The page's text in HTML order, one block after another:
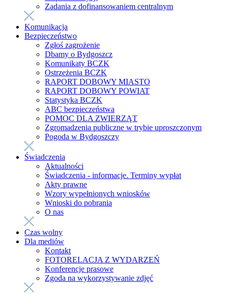
Zadania z dofinansowaniem centralnym
Komunikacja
Bezpieczeństwo
Zgłoś zagrożenie
Dbamy o Bydgoszcz
Komunikaty BCZK
Ostrzeżenia BCZK
RAPORT DOBOWY MIASTO
RAPORT DOBOWY POWIAT
Statystyka BCZK
ABC bezpieczeństwa
POMOC DLA ZWIERZĄT
Zgromadzenia publiczne w trybie uproszczonym
Pogoda w Bydgoszczy
Świadczenia
Aktualności
Świadczenia - informacje. Terminy wypłat
Akty prawne
Wzory wypełnionych wniosków
Wnioski do pobrania
O nas
Czas wolny
Dla mediów
Kontakt
FOTORELACJA Z WYDARZEŃ
Konferencje prasowe
Zgoda na wykorzystywanie zdjęć